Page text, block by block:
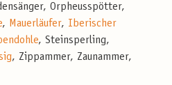
Orpheusspötter,
, Mauerläufer, Iberischer
, Steinsperling,
, Zippammer, Zaunammer,